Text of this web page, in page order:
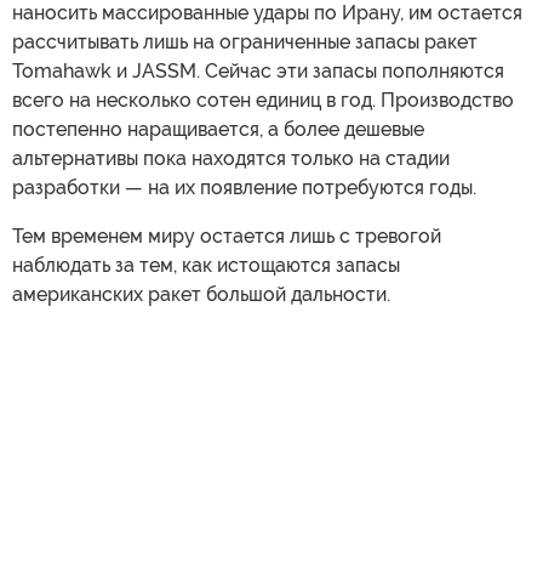
наносить массированные удары по Ирану, им остается
рассчитывать лишь на ограниченные запасы ракет
Tomahawk и JASSM. Сейчас эти запасы пополняются
всего на несколько сотен единиц в год. Производство
постепенно наращивается, а более дешевые
альтернативы пока находятся только на стадии
разработки — на их появление потребуются годы.
Тем временем миру остается лишь с тревогой
наблюдать за тем, как истощаются запасы
американских ракет большой дальности.